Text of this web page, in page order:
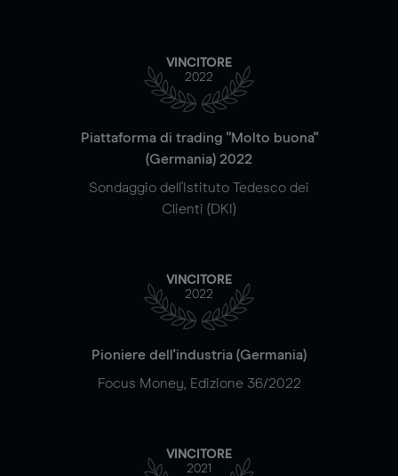
VINCITORE
2022
Piattaforma di trading "Molto buona"
(Germania) 2022
Sondaggio dell'Istituto Tedesco dei
Clienti (DKI)
VINCITORE
2022
Pioniere dell'industria (Germania)
Focus Money, Edizione 36/2022
VINCITORE
2021